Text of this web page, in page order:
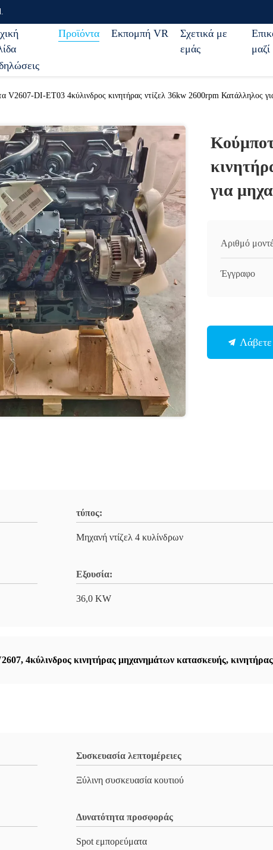
Προϊόντα Εκπομπή VR
Σχετικά με
εμάς
V2607-DI-ET03 4κύλινδρος κινητήρας ντίζελ 36kw 2600rpm Κατάλληλος
για
Αριθμό
Έγγραφο
τύπος:
Μηχανή ντίζελ 4 κυλίνδρων
Εξουσία:
36,0 KW
, 4κύλινδρος κινητήρας μηχανημάτων κατασκευής,
Συσκευασία λεπτομέρειες
Ξύλινη συσκευασία κουτιού
Δυνατότητα προσφοράς
Spot εμπορεύματα